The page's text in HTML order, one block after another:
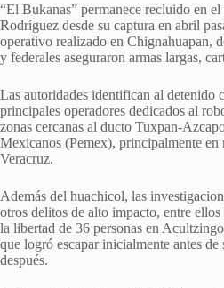
“El Bukanas” permanece recluido en
Rodríguez desde su captura en abril
operativo realizado en Chignahuapan,
y federales aseguraron armas largas,
Las autoridades identifican al detenido
principales operadores dedicados al
zonas cercanas al ducto Tuxpan-
Mexicanos (Pemex), principalmente en
Veracruz.
Además del huachicol, las
otros delitos de alto impacto, entre
la libertad de 36 personas en
que logró escapar inicialmente antes de
después.